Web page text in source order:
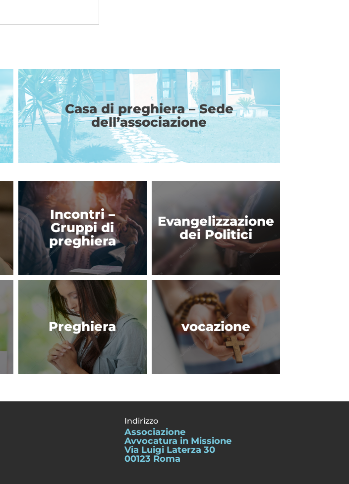
Casa di preghiera – Sede
dell’associazione
Incontri –
Gruppi di
preghiera
Evangelizzazione
dei Politici
Preghiera vocazione
Indirizzo
Associazione
Avvocatura in Missione
Via Luigi Laterza 30
00123 Roma